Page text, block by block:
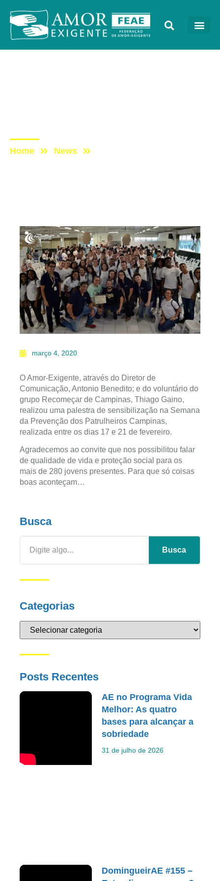
Home News
março 4, 2020
O Amor-Exigente, através do Diretor de
Comunicação, Antonio Benedito; e do voluntário do
grupo Recomeçar de Campinas, Thiago Gaino,
realizou uma palestra de sensibilização na Semana
da Prevenção dos Patrulheiros Campinas,
realizada entre os dias 17 e 21 de fevereiro.
Agradecemos ao convite que nos possibilitou falar
de qualidade de vida e proteção social para os
mais de 280 jovens presentes. Para que só coisas
boas aconteçam…
Busca
Busca
Categorias
Posts Recentes
AE no Programa Vida
Melhor: As quatro
bases para alcançar a
sobriedade
31 de julho de 2026
DomingueirAE #155 –